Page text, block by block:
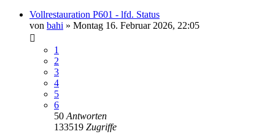
Vollrestauration P601 - lfd. Status
von bahi » Montag 16. Februar 2026, 22:05
1
2
3
4
5
6
50 Antworten
133519 Zugriffe